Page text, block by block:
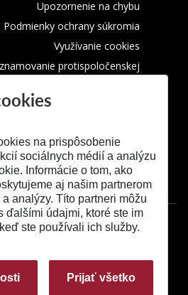
Upozornenie na chybu
Podmienky ochrany súkromia
Využívanie cookies
protispoločenskej
na prispôsobenie
sociálnych médií a analýzu
Informácie o tom, ako
aj našim partnerom
analýzy. Títo partneri môžu
ďalšími údajmi, ktoré ste im
ste používali ich služby.
Prijať všetko